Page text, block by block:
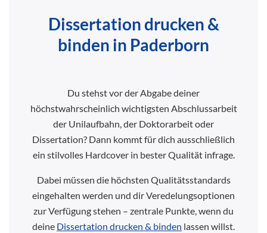
Dissertation drucken &
binden in Paderborn
Du stehst vor der Abgabe deiner
höchstwahrscheinlich wichtigsten Abschlussarbeit
der Unilaufbahn, der Doktorarbeit oder
Dissertation? Dann kommt für dich ausschließlich
ein stilvolles Hardcover in bester Qualität infrage.
Dabei müssen die höchsten Qualitätsstandards
eingehalten werden und dir Veredelungsoptionen
zur Verfügung stehen – zentrale Punkte, wenn du
deine Dissertation drucken & binden lassen willst.